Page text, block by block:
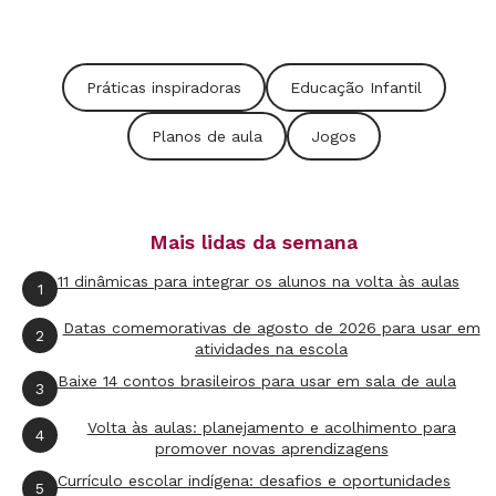
trabalharíamos a leitura e escrita e ainda o
reconhecimento de si mesmo e do outro. Me
pareceu a oportunidade perfeita para o que eu
filipetas para a escrita dos nomes, e me dei
conta de que não teria canetinhas suficientes.
Então, decidi organizar a turma numa dinâmica
de cantos para que trabalhassem em grupos
menores numa espécie de rodízio com outras
atividades comomassinhae jogos de montar.
Práticas inspiradoras Educação Infantil
Planos de aula Jogos
Mais lidas da semana
1 11 dinâmicas para integrar os alunos na volta às aulas
2
Datas comemorativas de agosto de 2026 para usar em
atividades na escola
3 Baixe 14 contos brasileiros para usar em sala de aula
4
Volta às aulas: planejamento e acolhimento para
promover novas aprendizagens
5 Currículo escolar indígena: desafios e oportunidades